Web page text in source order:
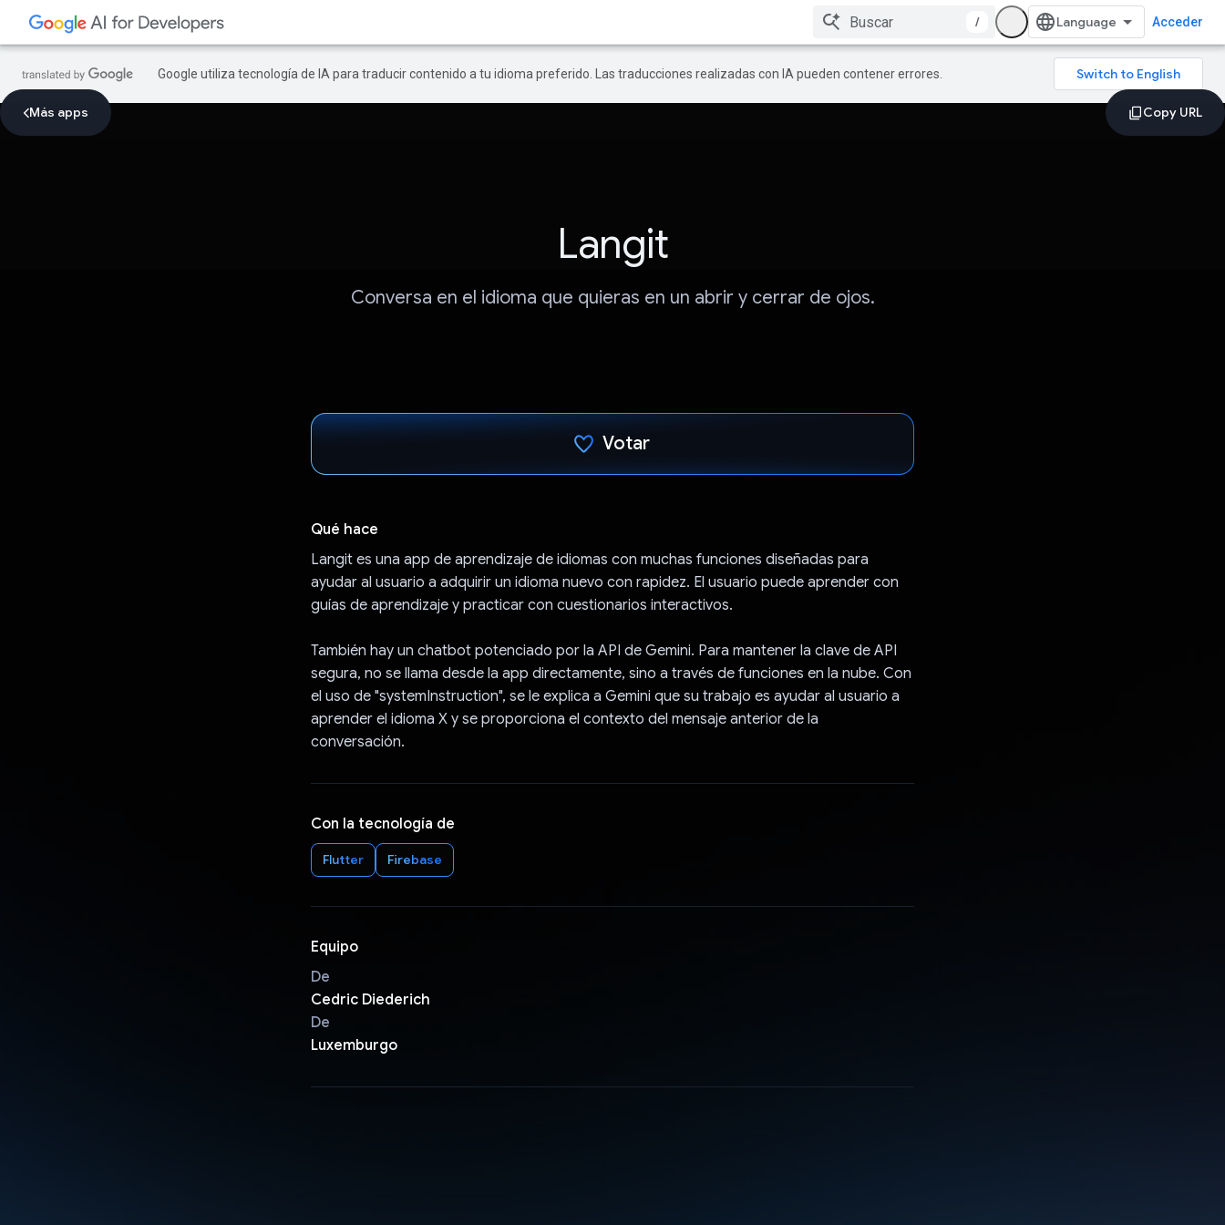
/ Acceder
Google utiliza tecnología de IA para traducir contenido a tu idioma preferido. Las traducciones realizadas con IA pueden contener errores.
Más apps
Langit
Conversa en el idioma que quieras en un abrir y cerrar de ojos.
Votar
Qué hace
Langit es una app de aprendizaje de idiomas con muchas funciones diseñadas para
ayudar al usuario a adquirir un idioma nuevo con rapidez. El usuario puede aprender con
guías de aprendizaje y practicar con cuestionarios interactivos.
También hay un chatbot potenciado por la API de Gemini. Para mantener la clave de API
segura, no se llama desde la app directamente, sino a través de funciones en la nube. Con
el uso de "systemInstruction", se le explica a Gemini que su trabajo es ayudar al usuario a
aprender el idioma X y se proporciona el contexto del mensaje anterior de la
conversación.
Con la tecnología de
Flutter Firebase
Equipo
De
Cedric Diederich
De
Luxemburgo